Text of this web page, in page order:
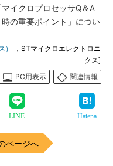
イクロプロセッサQ＆A
の重要ポイント」につい
）
，STマイクロエレクトロニ
クス]
PC用表示
関連情報
LINE Hatena
ページへ